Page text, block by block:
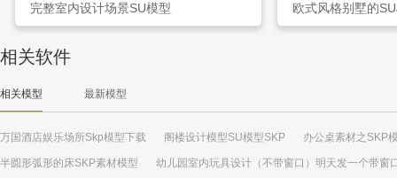
完整室内设计场景SU模型 欧式风格别墅的
相关软件
相关模型 最新模型
万国酒店娱乐场所Skp模型下载 阁楼设计模型SU模型SKP 办公桌素材之SKP
半圆形弧形的床SKP素材模型 幼儿园室内玩具设计（不带窗口）明天发一个带窗